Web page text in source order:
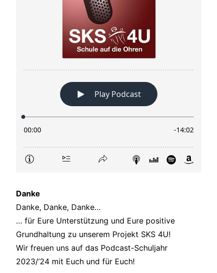
Danke
Danke, Danke, Danke…
… für Eure Unterstützung und Eure positive
Grundhaltung zu unserem Projekt SKS 4U!
Wir freuen uns auf das Podcast-Schuljahr
2023/’24 mit Euch und für Euch!